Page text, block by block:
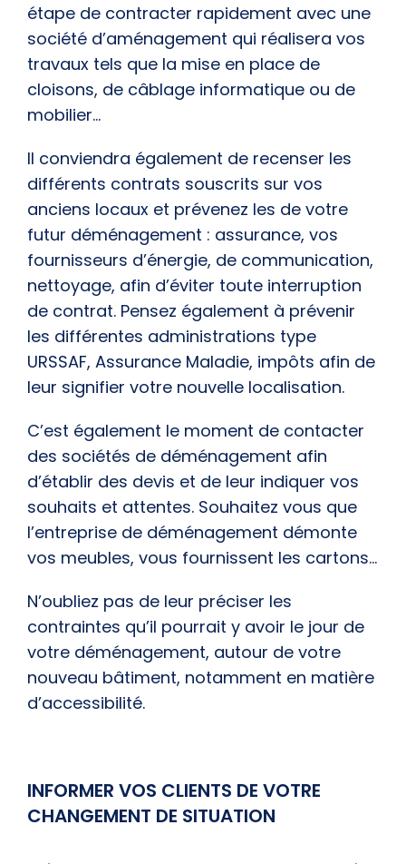
étape de contracter rapidement avec une
société d’aménagement qui réalisera vos
travaux tels que la mise en place de
cloisons, de câblage informatique ou de
mobilier…
Il conviendra également de recenser les
différents contrats souscrits sur vos
anciens locaux et prévenez les de votre
futur déménagement : assurance, vos
fournisseurs d’énergie, de communication,
nettoyage, afin d’éviter toute interruption
de contrat. Pensez également à prévenir
les différentes administrations type
URSSAF, Assurance Maladie, impôts afin de
leur signifier votre nouvelle localisation.
C’est également le moment de contacter
des sociétés de déménagement afin
d’établir des devis et de leur indiquer vos
souhaits et attentes. Souhaitez vous que
l’entreprise de déménagement démonte
vos meubles, vous fournissent les cartons…
N’oubliez pas de leur préciser les
contraintes qu’il pourrait y avoir le jour de
votre déménagement, autour de votre
nouveau bâtiment, notamment en matière
d’accessibilité.
INFORMER VOS CLIENTS DE VOTRE
CHANGEMENT DE SITUATION